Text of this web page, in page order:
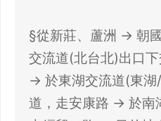
我知
§從新莊、蘆洲 → 朝
交流道(北台北)出口
→ 於東湖交流道(東
道，走安康路 → 於
先不要